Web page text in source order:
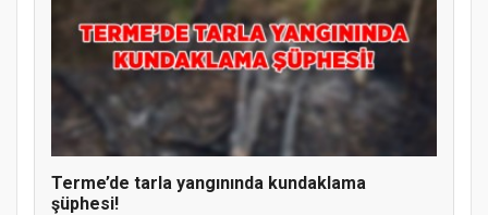
Terme’de tarla yangınında kundaklama
şüphesi!